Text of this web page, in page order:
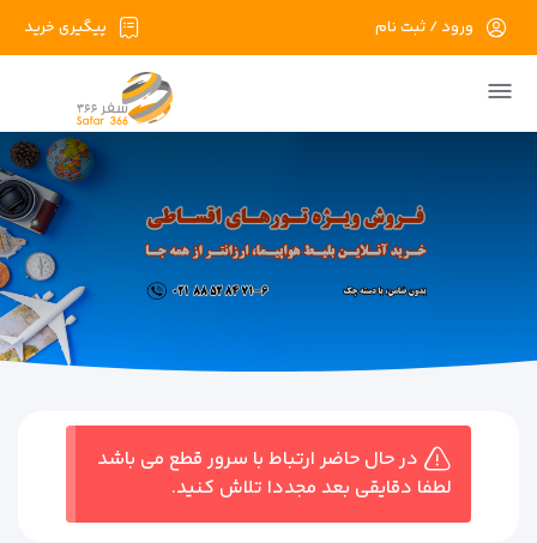
پیگیری خرید ورود / ثبت نام
در حال حاضر ارتباط با سرور قطع می باشد
لطفا دقایقی بعد مجددا تلاش کنید.